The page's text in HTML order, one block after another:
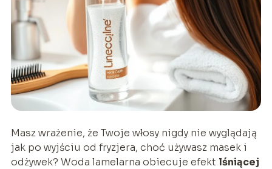
Masz wrażenie, że Twoje włosy nigdy nie wyglądają
jak po wyjściu od fryzjera, choć używasz masek i
odżywek? Woda lamelarna obiecuje efekt lśniącej